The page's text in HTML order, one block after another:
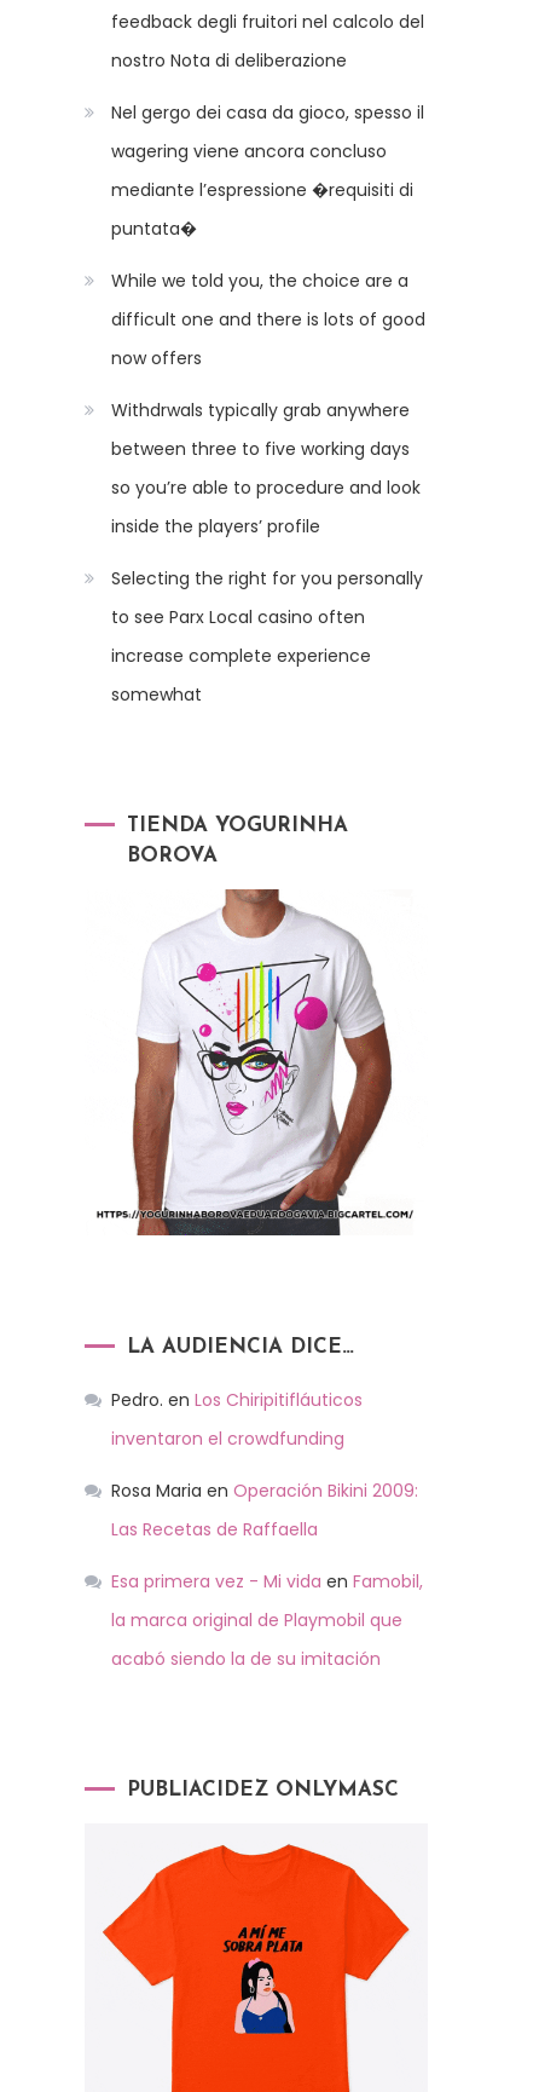
feedback degli fruitori nel calcolo del
nostro Nota di deliberazione
Nel gergo dei casa da gioco, spesso il
wagering viene ancora concluso
mediante l’espressione �requisiti di
puntata�
While we told you, the choice are a
difficult one and there is lots of good
now offers
Withdrwals typically grab anywhere
between three to five working days
so you’re able to procedure and look
inside the players’ profile
Selecting the right for you personally
to see Parx Local casino often
increase complete experience
somewhat
TIENDA YOGURINHA
BOROVA
LA AUDIENCIA DICE…
Pedro. en Los Chiripitifláuticos
inventaron el crowdfunding
Rosa Maria en Operación Bikini 2009:
Las Recetas de Raffaella
Esa primera vez - Mi vida en Famobil,
la marca original de Playmobil que
acabó siendo la de su imitación
PUBLIACIDEZ ONLYMASC